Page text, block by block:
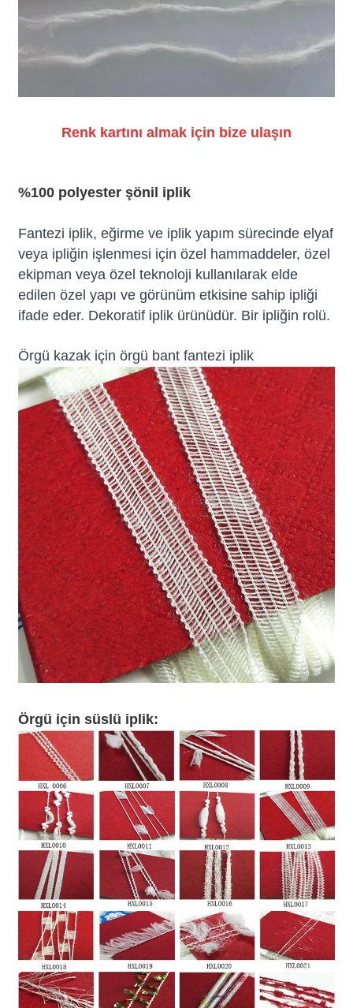
Renk kartını almak için bize ulaşın
%100 polyester şönil iplik
Fantezi iplik, eğirme ve iplik yapım sürecinde elyaf
veya ipliğin işlenmesi için özel hammaddeler, özel
ekipman veya özel teknoloji kullanılarak elde
edilen özel yapı ve görünüm etkisine sahip ipliği
ifade eder. Dekoratif iplik ürünüdür. Bir ipliğin rolü.
Örgü kazak için örgü bant fantezi iplik
Örgü için süslü iplik: